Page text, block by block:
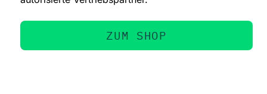
ZUM SHOP